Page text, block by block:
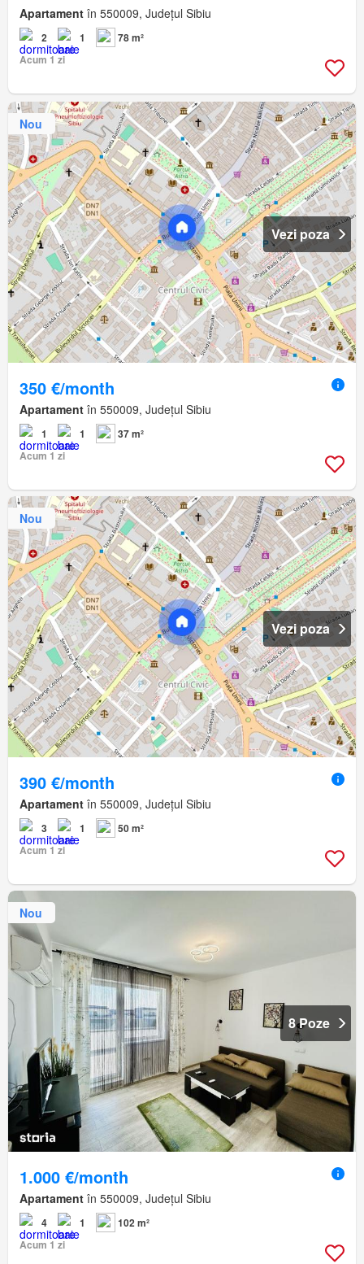
Apartament în 550009, Județul Sibiu
2 1
78 m²
Acum 1 zi
Nou
Vezi poza
350 €/month
Apartament în 550009, Județul Sibiu
1 1
37 m²
Acum 1 zi
Nou
Vezi poza
390 €/month
Apartament în 550009, Județul Sibiu
3 1
50 m²
Acum 1 zi
Nou
8 Poze
1.000 €/month
Apartament în 550009, Județul Sibiu
4 1
102 m²
Acum 1 zi